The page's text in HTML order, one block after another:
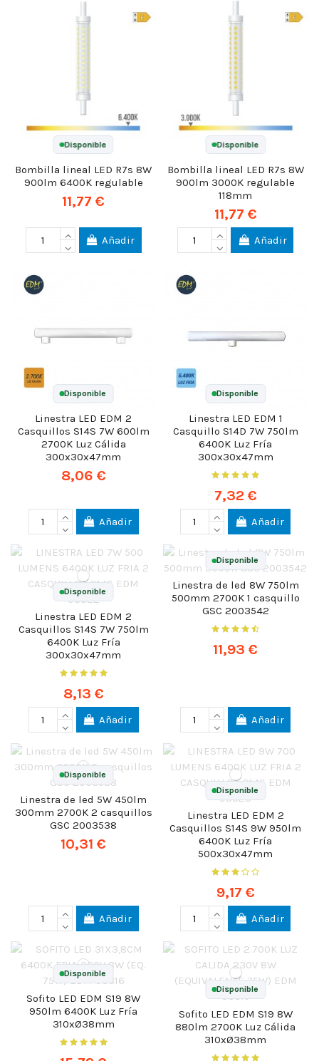
Disponible
Bombilla lineal LED R7s 8W
900lm 6400K regulable
11,77 €
Añadir
Disponible
Bombilla lineal LED R7s 8W
900lm 3000K regulable
118mm
11,77 €
Añadir
Disponible
Linestra LED EDM 2
Casquillos S14S 7W 600lm
2700K Luz Cálida
300x30x47mm
8,06 €
Añadir
Disponible
Linestra LED EDM 1
Casquillo S14D 7W 750lm
6400K Luz Fría
300x30x47mm
7,32 €
Añadir
Disponible
Linestra LED EDM 2
Casquillos S14S 7W 750lm
6400K Luz Fría
300x30x47mm
8,13 €
Añadir
Disponible
Linestra de led 8W 750lm
500mm 2700K 1 casquillo
GSC 2003542
11,93 €
Añadir
Disponible
Linestra de led 5W 450lm
300mm 2700K 2 casquillos
GSC 2003538
10,31 €
Añadir
Disponible
Linestra LED EDM 2
Casquillos S14S 9W 950lm
6400K Luz Fría
500x30x47mm
9,17 €
Añadir
Disponible
Sofito LED EDM S19 8W
950lm 6400K Luz Fría
310xØ38mm
Disponible
Sofito LED EDM S19 8W
880lm 2700K Luz Cálida
310xØ38mm